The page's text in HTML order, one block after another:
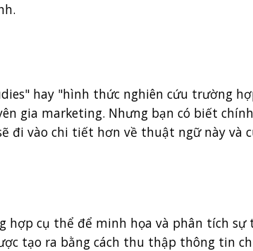
hay "hình thức nghiên cứu trường
gia marketing. Nhưng bạn có biết
đi vào chi tiết hơn về thuật ngữ này và
hợp cụ thể để minh họa và phân tích
tạo ra bằng cách thu thập thông tin